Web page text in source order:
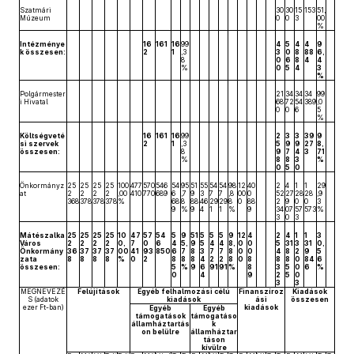
Szatmári
Múzeum
30
0
30
0
15
3
153 51,
00
%
Intézménye
k összesen:
16
2
161
16
1
99
,3
8
%
4
3
0
0
5
0
6
5
4
8
8
4
4
88
4
9
6,
4
3
%
Polgármester
i Hivatal
21
68
0
34
72
0
34
54
6
34
389
99
,0
5
%
Költségveté
si szervek
összesen:
16
2
161
16
1
99
,3
8
%
2
5
9
8
0
3
9
7
8
5
3
9
4
3
0
39
27
3
9
8,
71
%
Önkormányz
at
25
2
368
25
2
378
25
2
378
25
2
378
100
,00
%
477
410
570
770
546
689
54
6
68
9
95
,7
8
%
51
9
88
9
55
3
46
4
54
7
29
1
54
7
29
1
98
,8
8
%
12
00
0
40
0
88
9
2
52
2
34
3
4
27
9
07
0
1
28
0
57
3
1
28
0
573
29
,9
3
%
Mátészalka
Város
Önkormány
zata
összesen:
25
2
36
8
25
2
37
8
25
2
37
8
25
2
37
8
10
0,
00
%
47
7
41
0
57
0
93
2
54
6
850
5
4
6
8
5
0
9
5,
7
8
%
51
9
8
8
9
5
5
3
4
6
4
5
4
7
2
91
5
4
7
2
91
9
8,
8
8
%
12
0
0
0
4
0
0
8
8
9
2
5
4
8
3
2
3
4
31
8
8
5
5
1
3
2
0
0
0
3
1
31
9
84
6
3
0,
5
6
%
MEGNEVEZÉ
S (adatok
ezer Ft-ban)
Felújítások
Egyéb felhalmozási célú
kiadások
Finanszíroz
ási
kiadások
Kiadások
összesen
Egyéb
támogatások
államháztartás
on belülre
Egyéb
támogatáso
k
államháztar
táson
kívülre